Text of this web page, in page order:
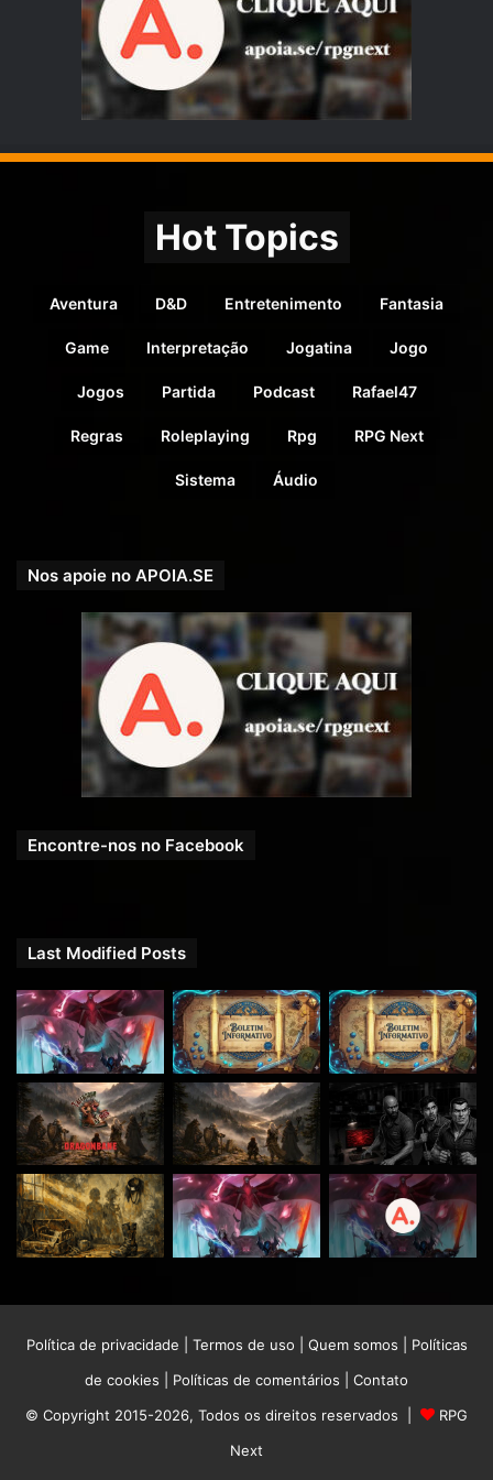
Hot Topics
Aventura D&D Entretenimento Fantasia
Game Interpretação Jogatina Jogo
Jogos Partida Podcast Rafael47
Regras Roleplaying Rpg RPG Next
Sistema Áudio
Nos apoie no APOIA.SE
Encontre-nos no Facebook
Last Modified Posts
Política de privacidade Termos de uso Quem somos
Políticas
de cookies
Políticas de comentários
Contato
© Copyright 2015-2026, Todos os direitos reservados |
RPG
Next